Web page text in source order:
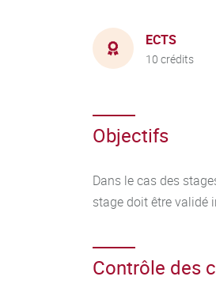
ECTS
10 crédits
Objectifs
Dans le cas des
stage doit être validé
Contrôle des